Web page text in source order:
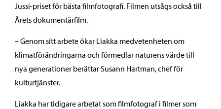
Jussi-priset för bästa filmfotografi. Filmen utsågs också till
Årets dokumentärfilm.
– Genom sitt arbete ökar Liakka medvetenheten om
klimatförändringarna och förmedlar naturens värde till
nya generationer berättar Susann Hartman, chef för
kulturtjänster.
Liakka har tidigare arbetat som filmfotograf i filmer som